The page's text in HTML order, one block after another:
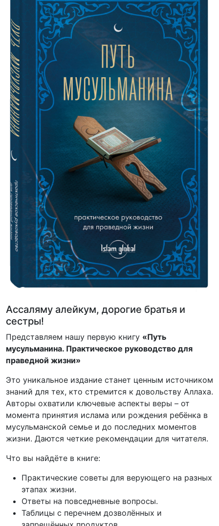
Ассаляму алейкум, дорогие братья и
сестры!
Представляем нашу первую книгу «Путь
мусульманина. Практическое руководство для
праведной жизни»
Это уникальное издание станет ценным источником
знаний для тех, кто стремится к довольству Аллаха.
Авторы охватили ключевые аспекты веры – от
момента принятия ислама или рождения ребёнка в
мусульманской семье и до последних моментов
жизни. Даются четкие рекомендации для читателя.
Что вы найдёте в книге:
Практические советы для верующего на разных
этапах жизни.
Ответы на повседневные вопросы.
Таблицы с перечнем дозволённых и